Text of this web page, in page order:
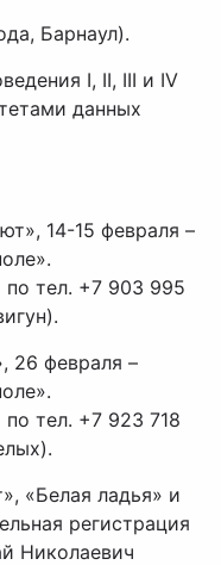
Барнаул).
I, II, III и IV
данных
14-15 февраля –
по тел. +7 903 995
26 февраля –
тел. +7 923 718
«Белая ладья» и
регистрация
Николаевич